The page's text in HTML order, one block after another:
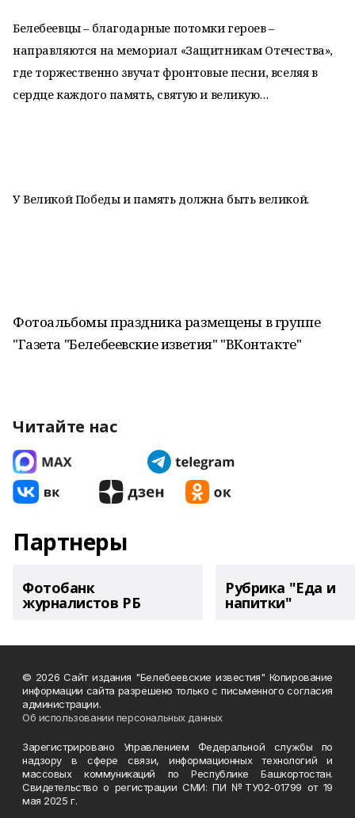
Белебеевцы – благодарные потомки героев –
направляются на мемориал «Защитникам Отечества»,
где торжественно звучат фронтовые песни, вселяя в
сердце каждого память, святую и великую…
У Великой Победы и память должна быть великой.
Фотоальбомы праздника размещены в группе
"Газета "Белебеевские изветия" "ВКонтакте"
Читайте нас
Партнеры
Фотобанк
журналистов РБ
Рубрика "Еда и
напитки"
© 2026 Сайт издания "Белебеевские известия" Копирование
информации сайта разрешено только с письменного согласия
администрации.
Об использовании персональных данных
Зарегистрировано Управлением Федеральной службы по
надзору в сфере связи, информационных технологий и
массовых коммуникаций по Республике Башкортостан.
Свидетельство о регистрации СМИ: ПИ №ТУ02-01799 от 19
мая 2025 г.